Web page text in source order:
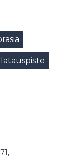
latauspiste